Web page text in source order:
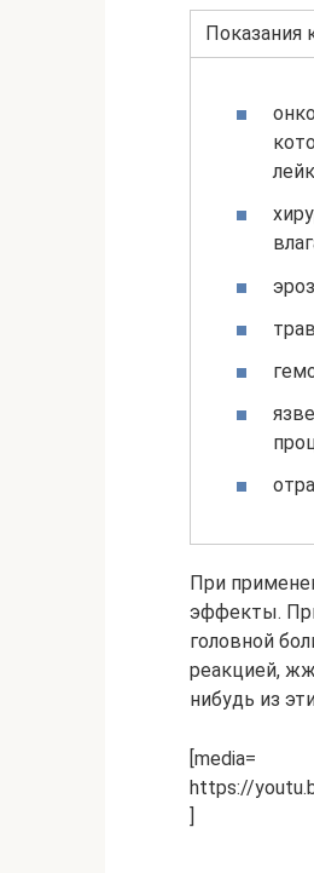
Показания
При
эффекты.
головной
реакцией,
нибудь из
[media=
https://
]